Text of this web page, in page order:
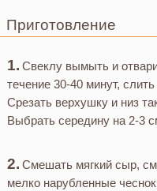
Приготовление
Свеклу вымыть и
течение 30-40 минут,
Срезать верхушку и низ
Выбрать середину на 2-3
Смешать мягкий сыр,
мелко нарубленные